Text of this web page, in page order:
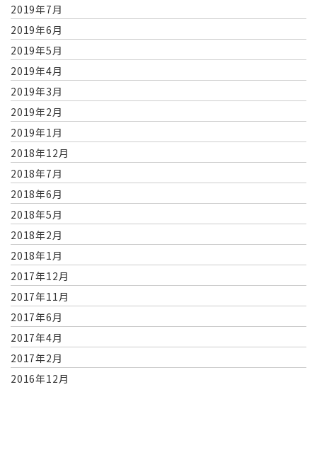
2019年7月
2019年6月
2019年5月
2019年4月
2019年3月
2019年2月
2019年1月
2018年12月
2018年7月
2018年6月
2018年5月
2018年2月
2018年1月
2017年12月
2017年11月
2017年6月
2017年4月
2017年2月
2016年12月